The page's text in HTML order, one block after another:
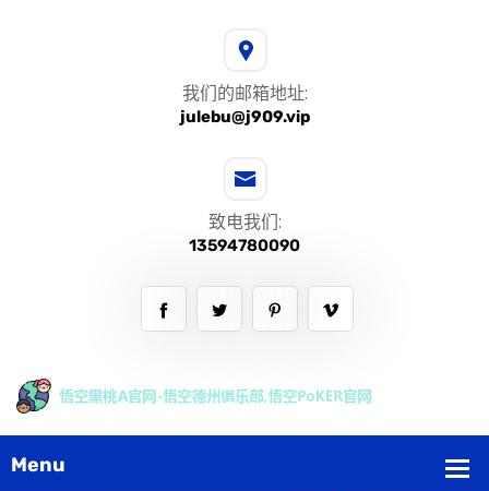
我们的邮箱地址:
julebu@j909.vip
致电我们:
13594780090